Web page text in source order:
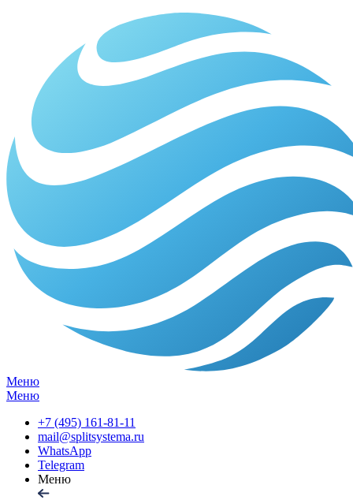
Меню
Меню
+7 (495) 161-81-11
mail@splitsystema.ru
WhatsApp
Telegram
Меню